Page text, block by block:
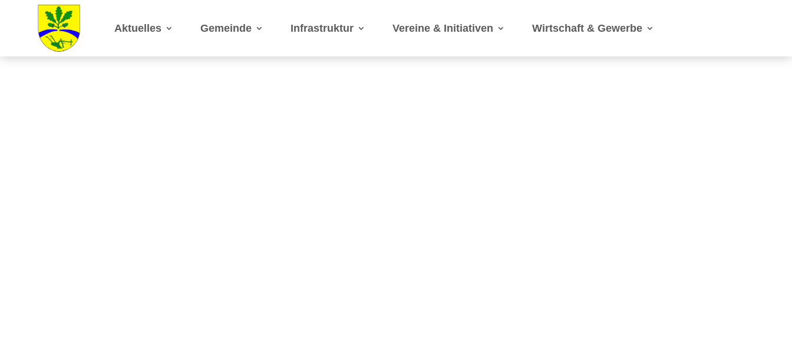
Aktuelles Gemeinde Infrastruktur Vereine & Initiativen Wirtschaft & Gewerbe